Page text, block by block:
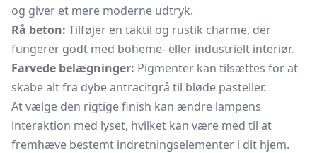
og giver et mere moderne udtryk.
Rå beton: Tilføjer en taktil og rustik charme, der
fungerer godt med boheme- eller industrielt interiør.
Farvede belægninger: Pigmenter kan tilsættes for at
skabe alt fra dybe antracitgrå til bløde pasteller.
At vælge den rigtige finish kan ændre lampens
interaktion med lyset, hvilket kan være med til at
fremhæve bestemt indretningselementer i dit hjem.